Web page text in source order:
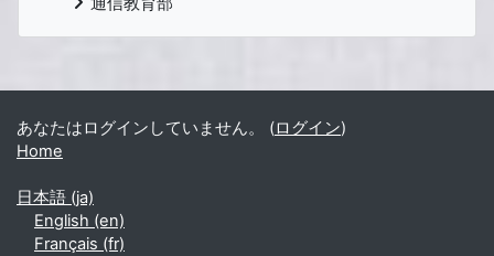
補助ブロック
あなたはログインしていません。 (ログイン)
Home
日本語 ‎(ja)‎
English ‎(en)‎
Français ‎(fr)‎